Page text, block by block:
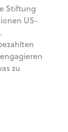
Stiftung
US-
zu